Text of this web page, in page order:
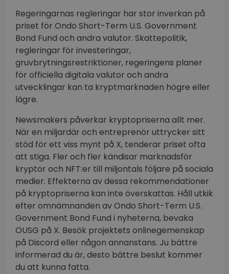
Regeringarnas regleringar har stor inverkan på
priset för Ondo Short-Term U.S. Government
Bond Fund och andra valutor. Skattepolitik,
regleringar för investeringar,
gruvbrytningsrestriktioner, regeringens planer
för officiella digitala valutor och andra
utvecklingar kan ta kryptmarknaden högre eller
lägre.
Newsmakers påverkar kryptopriserna allt mer.
När en miljardär och entreprenör uttrycker sitt
stöd för ett viss mynt på X, tenderar priset ofta
att stiga. Fler och fler kändisar marknadsför
kryptor och NFT:er till miljontals följare på sociala
medier. Effekterna av dessa rekommendationer
på kryptopriserna kan inte överskattas. Håll utkik
efter omnämnanden av Ondo Short-Term U.S.
Government Bond Fund i nyheterna, bevaka
OUSG på X. Besök projektets onlinegemenskap
på Discord eller någon annanstans. Ju bättre
informerad du är, desto bättre beslut kommer
du att kunna fatta.